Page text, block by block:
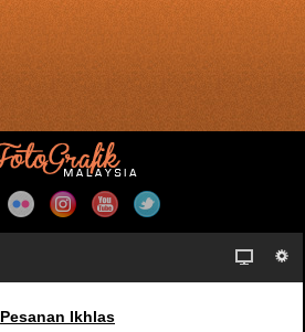
Pesanan Ikhlas